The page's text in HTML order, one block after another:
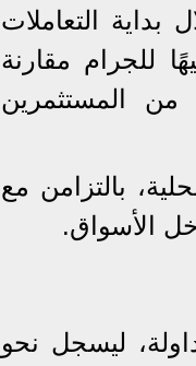
التعاملات
الثلاثاء 2 يونيو 2026، حيث صعدت بنحو 40 جنيهًا للجرام مقارنة
من المستثمرين
بالتزامن مع
الأسواق.